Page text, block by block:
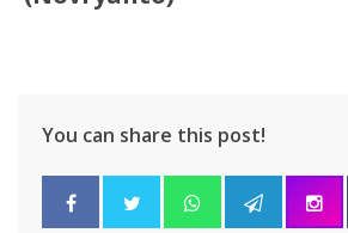
You can share this post!